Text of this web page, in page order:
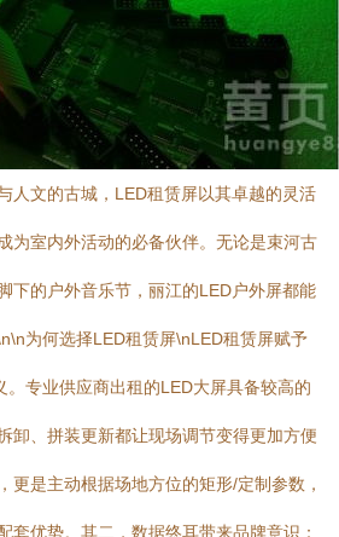
人文的古城，LED租赁屏以其卓越的灵活
为室内外活动的必备伙伴。无论是束河古
下的户外音乐节，丽江的LED户外屏都能
为何选择LED租赁屏\nLED租赁屏赋予
。专业供应商出租的LED大屏具备较高的
卸、拼装更新都让现场调节变得更加方便
更是主动根据场地方位的矩形/定制参数，
套优势。其二，数据终耳带来品牌意识：